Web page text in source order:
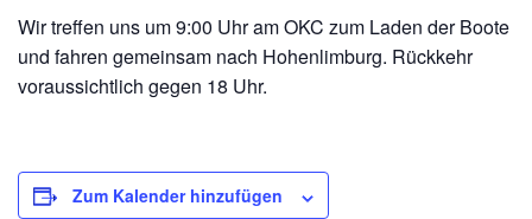
Wir treffen uns um 9:00 Uhr am OKC zum Laden der Boote
und fahren gemeinsam nach Hohenlimburg. Rückkehr
voraussichtlich gegen 18 Uhr.
Zum Kalender hinzufügen